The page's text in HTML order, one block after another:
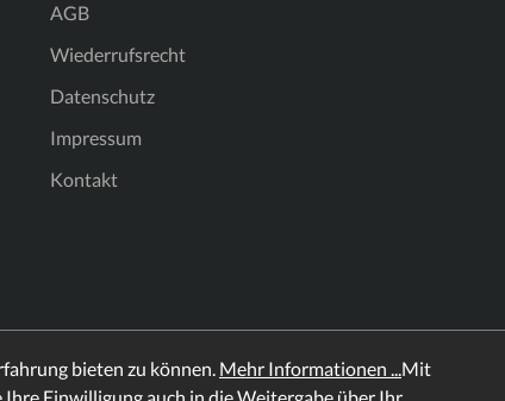
AGB
Wiederrufsrecht
Datenschutz
Impressum
Kontakt
bieten zu können. Mehr Informationen ...Mit